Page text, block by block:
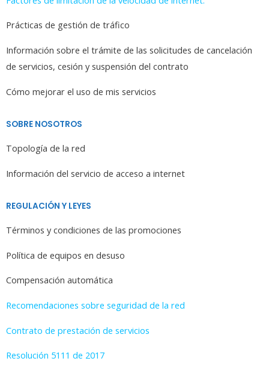
Prácticas de gestión de tráfico
Información sobre el trámite de las solicitudes de cancelación
de servicios, cesión y suspensión del contrato
Cómo mejorar el uso de mis servicios
SOBRE NOSOTROS
Topología de la red
Información del servicio de acceso a internet
REGULACIÓN Y LEYES
Términos y condiciones de las promociones
Política de equipos en desuso
Compensación automática
Recomendaciones sobre seguridad de la red
Contrato de prestación de servicios
Resolución 5111 de 2017